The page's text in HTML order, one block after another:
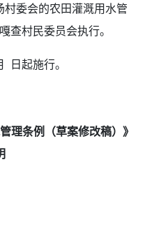
委会的农田灌溉用水管
查村民委员会执行。
起施行。
理条例 （草案修改稿）》